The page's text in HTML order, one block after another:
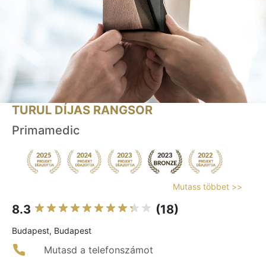
TURUL DÍJAS RANGSOR
Primamedic
Mutass többet >>
8.3 (18)
Budapest, Budapest
Mutasd a telefonszámot